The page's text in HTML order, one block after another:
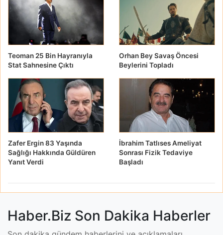
Teoman 25 Bin Hayranıyla
Stat Sahnesine Çıktı
Orhan Bey Savaş Öncesi
Beylerini Topladı
Zafer Ergin 83 Yaşında
Sağlığı Hakkında Güldüren
Yanıt Verdi
İbrahim Tatlıses Ameliyat
Sonrası Fizik Tedaviye
Başladı
Haber.Biz Son Dakika Haberler